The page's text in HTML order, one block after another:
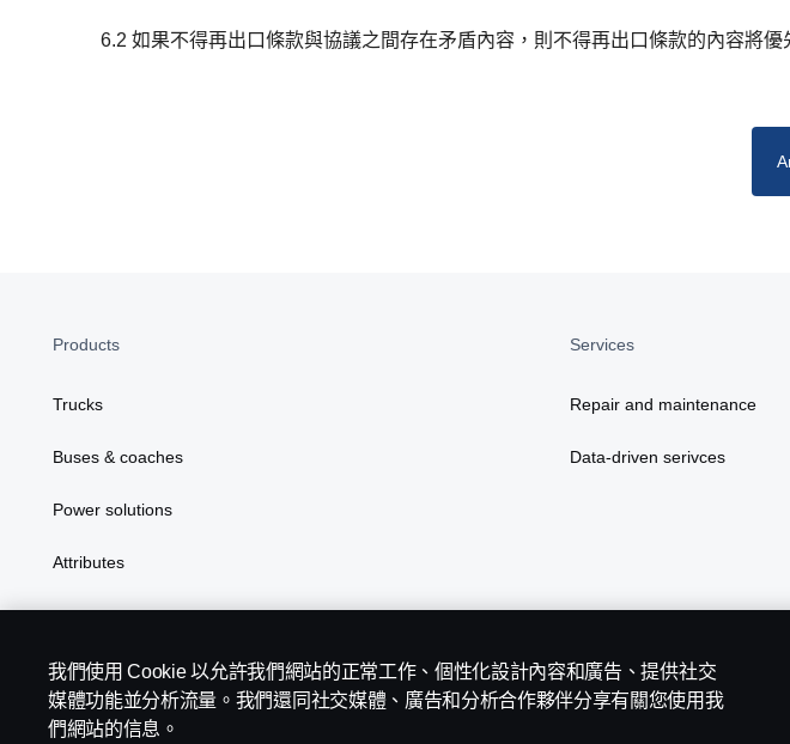
6.2 如果不得再出口條款與協議之間存在矛盾內容，則不得再出口條款的內容將優
Products
Trucks
Buses & coaches
Power solutions
Attributes
Services
Repair and maintenance
Data-driven serivces
Scania in Your Region:
我們使用 Cookie 以允許我們網站的正常工作、個性化設計內容和廣告、提供社交
媒體功能並分析流量。我們還同社交媒體、廣告和分析合作夥伴分享有關您使用我
們網站的信息。